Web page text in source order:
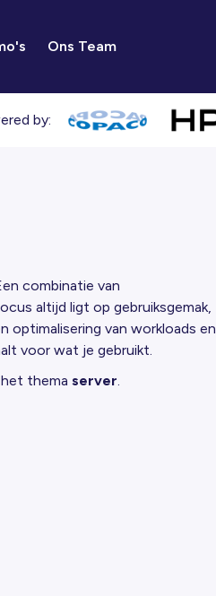
Ons Team
by:
combinatie van
altijd ligt op gebruiksgemak,
optimalisering van workloads en
voor wat je gebruikt.
thema server.